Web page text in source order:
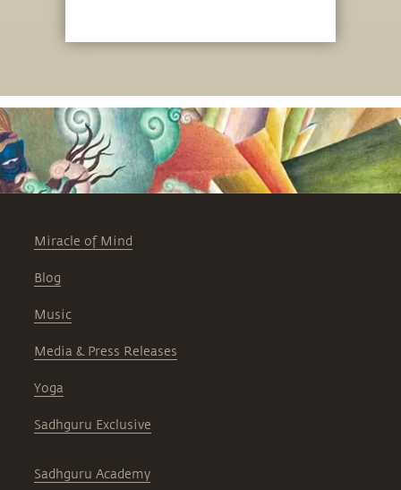
Miracle of Mind
Blog
Music
Media & Press Releases
Yoga
Sadhguru Exclusive
Sadhguru Academy